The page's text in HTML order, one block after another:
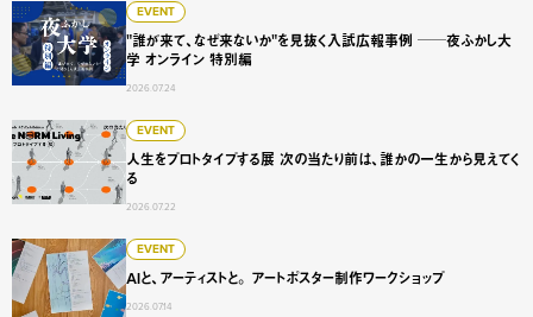
EVENT
"誰が来て、なぜ来ないか"を見抜く入試広報事例 ──夜ふかし大
学 オンライン 特別編
2026.07.24
"誰が来て、なぜ来ないか"を見抜く入試広報事例 ──夜ふか
EVENT
人生をプロトタイプする展 次の当たり前は、誰かの一生から見えてく
る
2026.07.22
人生をプロトタイプする展 次の当たり前は、誰かの一生か
EVENT
AIと、アーティストと。 アートポスター制作ワークショップ
2026.07.14
AIと、アーティストと。 アートポスター制作ワークショップ